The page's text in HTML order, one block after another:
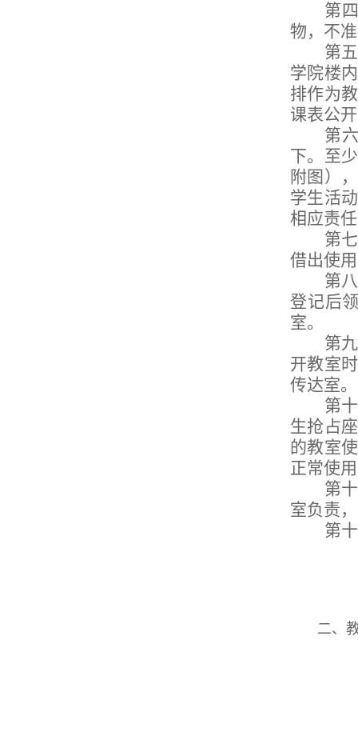
第
物，不
第
学院楼
排作为
课表公
第
下。至
附图）
学生活
相应责
第
借出使
第
登记后
室。
第
开教室
传达室
第
生抢占
的教室
正常使
第
室负责
第
二、